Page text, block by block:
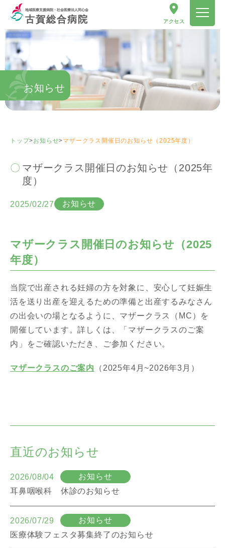
地域医療支援病院・社会医療法人同心会
古賀総合病院 アクセス
お知らせ
トップ>お知らせ>マザークラス開催日のお知らせ（2025年度）
マザークラス開催日のお知らせ（2025年
度）
2025/02/27 お知らせ
マザークラス開催日のお知らせ（2025
年度）
当院で出産される妊婦の方を対象に、安心して妊娠生
活を送り出産を迎えるための準備と出産するみなさん
の出会いの場となるように、マザークラス（MC）を
開催しています。詳しくは、「マザークラスのご案
内」をご確認いただき、ご参加ください。
マザークラスのご案内 （2025年4月~2026年3月）
直近のお知らせ
2026/08/04
お知らせ
耳鼻咽喉科 休診のお知らせ
2026/07/29
お知らせ
医療体験フェスタ募集終了のお知らせ